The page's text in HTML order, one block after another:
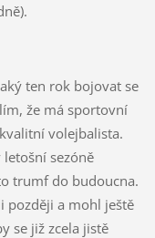
ten rok bojovat se
že má sportovní
volejbalista.
sezóně
trumf do budoucna.
později a mohl ještě
se již zcela jistě